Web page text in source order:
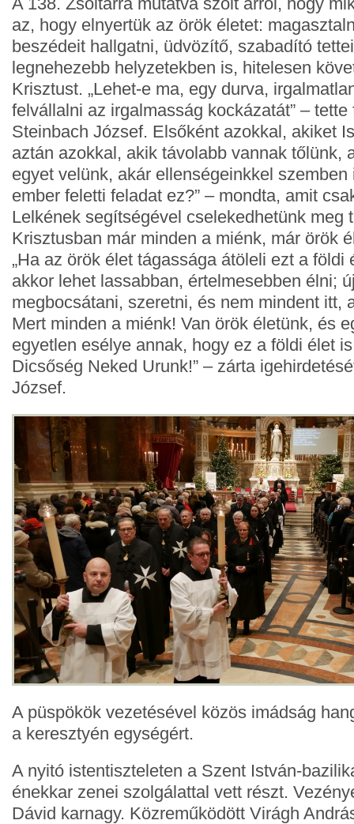
az, hogy elnyertük az örök életet:
beszédeit hallgatni, üdvözítő, szabadító
legnehezebb helyzetekben is, hitelesen
Krisztust. „Lehet-e ma, egy durva,
felvállalni az irgalmasság kockázatát” – tette
Steinbach József. Elsőként azokkal, akiket
aztán azokkal, akik távolabb vannak tőlünk,
egyet velünk, akár ellenségeinkkel szemben
ember feletti feladat ez?” – mondta, amit
Lelkének segítségével cselekedhetünk meg
Krisztusban már minden a miénk, már örök
„Ha az örök élet tágassága átöleli ezt a földi
akkor lehet lassabban, értelmesebben élni;
megbocsátani, szeretni, és nem mindent itt,
Mert minden a miénk! Van örök életünk, és
egyetlen esélye annak, hogy ez a földi élet
Dicsőség Neked Urunk!” – zárta
József.
A püspökök vezetésével közös imádság
a keresztyén egységért.
A nyitó istentiszteleten a Szent István-
énekkar zenei szolgálattal vett részt.
Dávid karnagy. Közreműködött Virágh